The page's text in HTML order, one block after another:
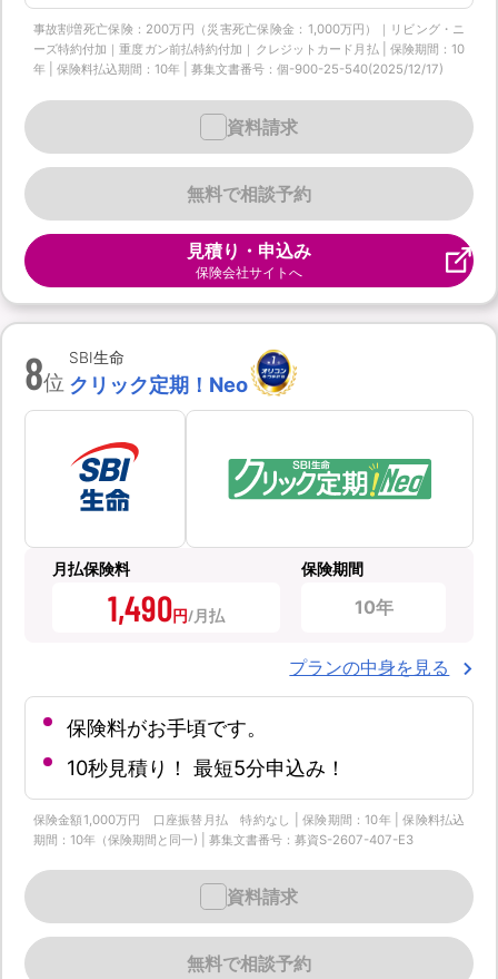
事故割増死亡保険：200万円（災害死亡保険金：1,000万円）｜リビング・ニ
ーズ特約付加｜重度ガン前払特約付加｜クレジットカード月払 | 保険期間：10
年 | 保険料払込期間：10年 | 募集文書番号：個-900-25-540(2025/12/17)
無料で相談予約
資料請求
見積り・申込み
保険会社サイトへ
8位
SBI生命
クリック定期！Neo
月払保険料
1,490円
保険期間
10年
プランの中身を見る
保険料がお手頃です。
10秒見積り！ 最短5分申込み！
保険金額1,000万円 口座振替月払 特約なし | 保険期間：10年 | 保険料払込
期間：10年（保険期間と同一) | 募集文書番号：募資S-2607-407-E3
無料で相談予約
資料請求